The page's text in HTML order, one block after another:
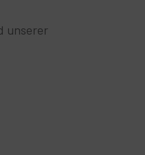
unserer